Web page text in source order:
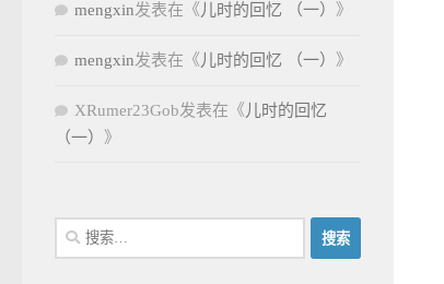
mengxin发表在《儿时的回忆 （一） 》
mengxin发表在《儿时的回忆 （一） 》
XRumer23Gob发表在《儿时的回忆
（一） 》
搜
索：